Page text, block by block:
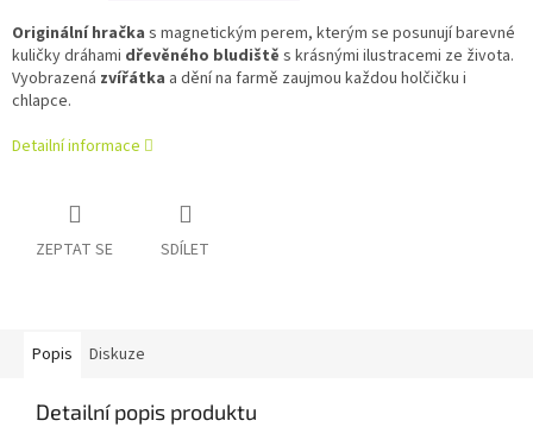
Originální hračka s magnetickým perem, kterým se posunují barevné
kuličky dráhami dřevěného bludiště s krásnými ilustracemi ze života.
Vyobrazená zvířátka a dění na farmě zaujmou každou holčičku i
chlapce.
Detailní informace
ZEPTAT SE SDÍLET
Popis Diskuze
Detailní popis produktu